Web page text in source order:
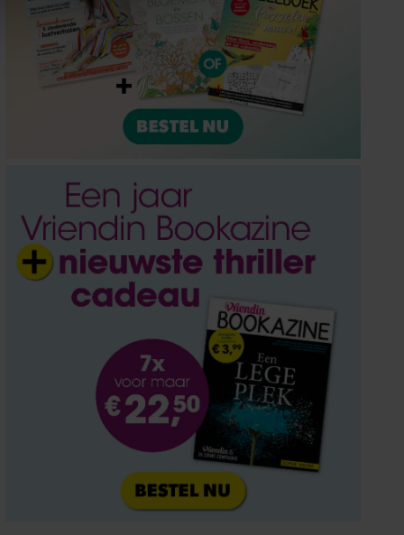
partners voor social
die u aan ze heeft
met onze cookies als u